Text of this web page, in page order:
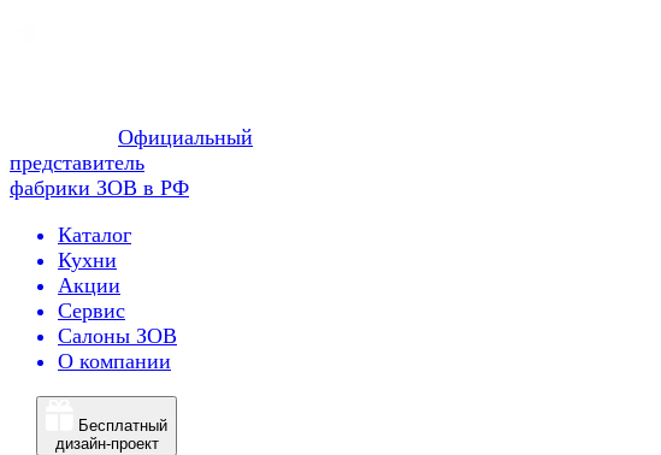
Официальный
представитель
фабрики ЗОВ в РФ
Каталог
Кухни
Акции
Сервис
Салоны ЗОВ
О компании
Бесплатный
дизайн-проект